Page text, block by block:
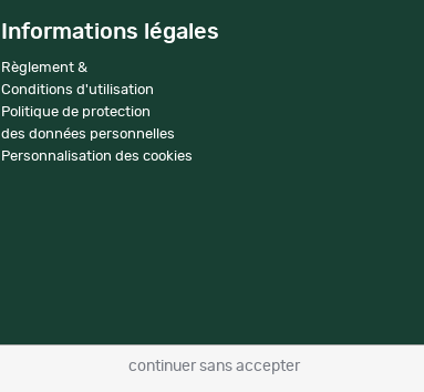
Informations légales
Règlement &
Conditions d'utilisation
Politique de protection
des données personnelles
Personnalisation des cookies
continuer sans accepter